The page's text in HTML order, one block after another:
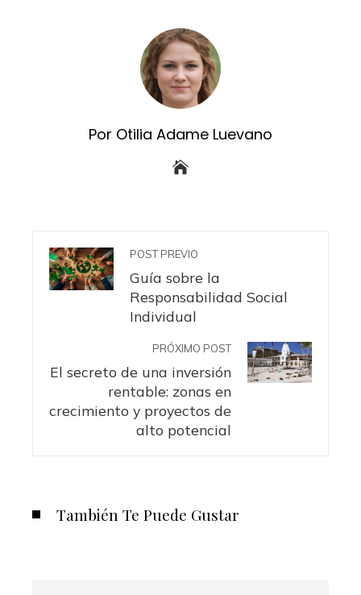
Por Otilia Adame Luevano
POST PREVIO
Guía sobre la
Responsabilidad Social
Individual
PRÓXIMO POST
El secreto de una inversión
rentable: zonas en
crecimiento y proyectos de
alto potencial
También Te Puede Gustar